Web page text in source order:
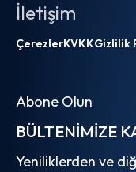
İletişim
ÇerezlerKVKKGizlilik
Abone Olun
BÜLTENIMIZE
Yeniliklerden ve